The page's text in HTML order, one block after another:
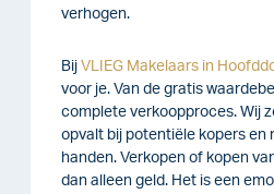
verhogen.
Bij VLIEG Makelaars in
voor je. Van de gratis
complete verkoopproces. Wij
opvalt bij potentiële kopers en
handen. Verkopen of kopen
dan alleen geld. Het is een